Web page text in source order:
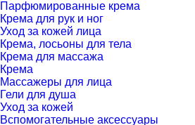
Парфюмированные крема
Крема для рук и ног
Уход за кожей лица
Крема, лосьоны для тела
Крема для массажа
Крема
Массажеры для лица
Гели для душа
Уход за кожей
Вспомогательные аксессуары